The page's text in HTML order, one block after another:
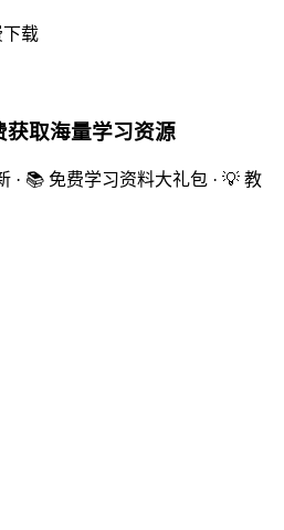
下载
获取海量学习资源
· 📚 免费学习资料大礼包 · 💡 教